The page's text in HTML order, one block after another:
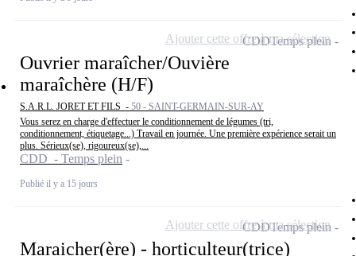
Ouvrier maraîcher/Ouvière
maraîchère (H/F)
S.A.R.L. JORET ET FILS - 50 - SAINT-GERMAIN-SUR-AY
Vous serez en charge d'effectuer le conditionnement de légumes (tri,
conditionnement, étiquetage...) Travail en journée. Une première expérience serait un
plus. Sérieux(se), rigoureux(se),...
CDD - Temps plein
Publié il y a 15 jours
CDDTemps plein
Ajouter cette offre à ma sélection
Maraicher(ère) - horticulteur(trice)
CDDTemps plein
Ajouter cette offre à ma sélection